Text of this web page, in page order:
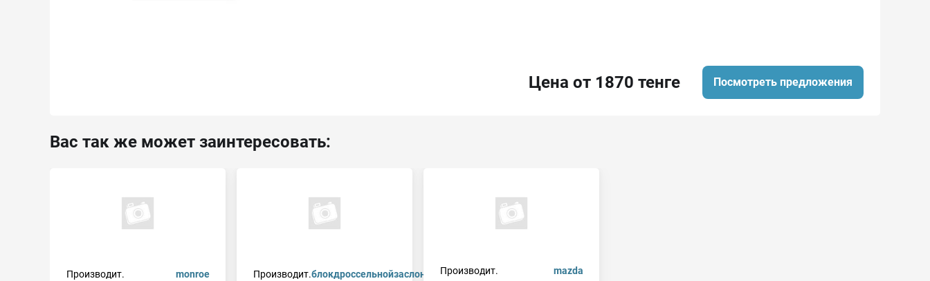
Цена от 1870 тенге Посмотреть предложения
Вас так же может заинтересовать:
Производит.
monroe
Производит.блокдроссельнойзаслонки
Производит.
mazda